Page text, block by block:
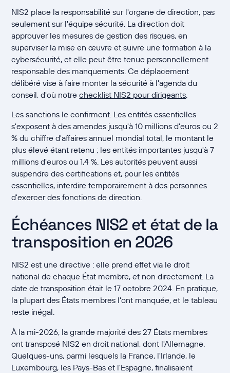
NIS2 place la responsabilité sur l'organe de direction, pas
seulement sur l'équipe sécurité. La direction doit
approuver les mesures de gestion des risques, en
superviser la mise en œuvre et suivre une formation à la
cybersécurité, et elle peut être tenue personnellement
responsable des manquements. Ce déplacement
délibéré vise à faire monter la sécurité à l'agenda du
conseil, d'où notrechecklist NIS2 pour dirigeants
Les sanctions le confirment. Les entités essentielles
s'exposent à des amendes jusqu'à 10 millions d'euros ou 2
% du chiffre d'affaires annuel mondial total, le montant le
plus élevé étant retenu ; les entités importantes jusqu'à 7
millions d'euros ou 1,4 %. Les autorités peuvent aussi
suspendre des certifications et, pour les entités
essentielles, interdire temporairement à des personnes
d'exercer des fonctions de direction.
Échéances NIS2 et état de la
transposition en 2026
NIS2 est une directive : elle prend effet via le droit
national de chaque État membre, et non directement. La
date de transposition était le 17 octobre 2024. En pratique,
la plupart des États membres l'ont manquée, et le tableau
reste inégal.
À la mi-2026, la grande majorité des 27 États membres
ont transposé NIS2 en droit national, dont l'Allemagne.
Quelques-uns, parmi lesquels la France, l'Irlande, le
Luxembourg, les Pays-Bas et l'Espagne, finalisaient